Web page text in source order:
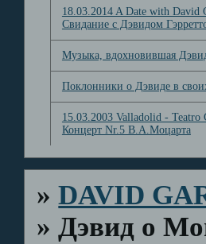
18.03.2014 A Date with David
Свидание с Дэвидом
Музыка, вдохновившая
Поклонники о Дэвиде в
15.03.2003 Valladolid - Teatro
Концерт Nr.5 В.А.Моцарта
»DAVID
»Дэвид о